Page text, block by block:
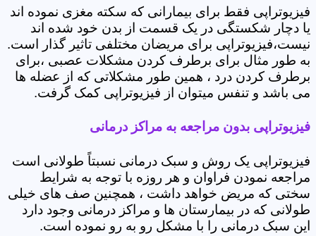
فیزیوتراپی فقط برای بیمارانی که سکته مغزی نموده اند
یا دچار شکستگی در یک قسمت از بدن خود شده اند
نیست،فیزیوتراپی برای مریضان مختلفی تاثیر گذار است.
به طور مثال برای برطرف کردن مشکلات عصبی ،برای
برطرف کردن درد ، همین طور مشکلاتی که از عضله ها
می باشد و تنفس میتوان از فیزیوتراپی کمک گرفت.
فیزیوتراپی بدون مراجعه به مراکز درمانی
فیزیوتراپی یک روش و سبک درمانی نسبتاً طولانی است
مراجعه نمودن فراوان و هر روزه با توجه به شرایط
سختی که مریض خواهد داشت ، همچنین صف های خیلی
طولانی که در بیمارستان ها و مراکز درمانی وجود دارد
این سبک درمانی را با مشکل رو به رو نموده است.